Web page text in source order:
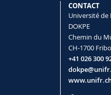
CONTACT
Université de
DOKPE
Chemin du
CH-1700
+41 026 300